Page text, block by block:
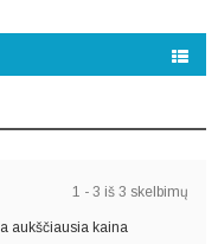
1 - 3 iš 3 skelbimų
aukščiausia kaina